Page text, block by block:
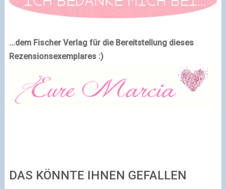
...dem Fischer Verlag für die Bereitstellung dieses
Rezensionsexemplares :)
DAS KÖNNTE IHNEN GEFALLEN